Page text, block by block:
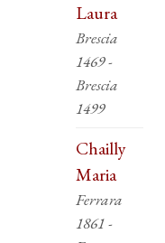
Laura
Brescia
1469 -
Brescia
1499
Chailly
Maria
Ferrara
1861 -